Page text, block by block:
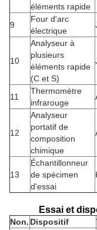
éléments rapide
9
Four d'arc
électrique
10
Analyseur à
plusieurs
éléments rapide
(C et S)
11
Thermomètre
infrarouge
12
Analyseur
portatif de
composition
chimique
13
Échantillonneur
de spécimen
d'essai
Essai et
Non. Dispositif